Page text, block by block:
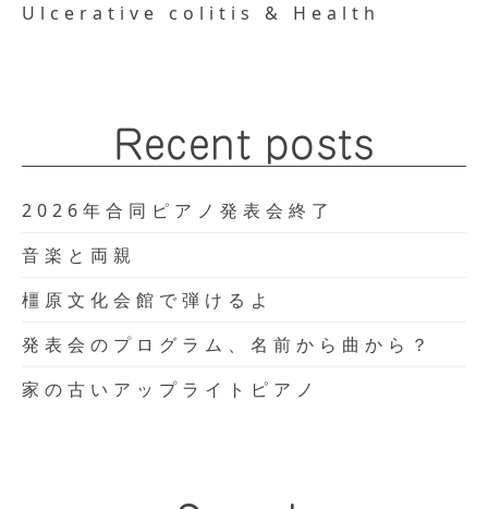
Ulcerative colitis & Health
Recent posts
2026年合同ピアノ発表会終了
音楽と両親
橿原文化会館で弾けるよ
発表会のプログラム、名前から曲から？
家の古いアップライトピアノ